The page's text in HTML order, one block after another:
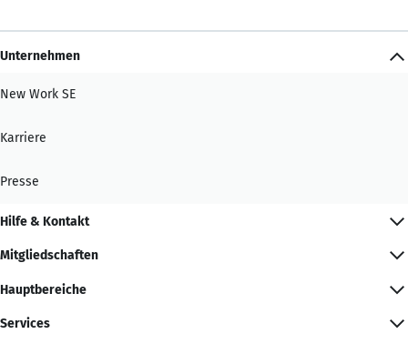
Unternehmen
New Work SE
Karriere
Presse
Hilfe & Kontakt
Mitgliedschaften
Hauptbereiche
Services